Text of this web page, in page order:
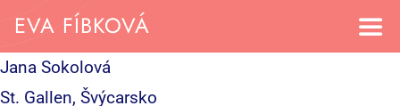
Přeskočit
obsah
EVA FÍBKOVÁ
Úvod
Jana Sokolová
St. Gallen, Švýcarsko